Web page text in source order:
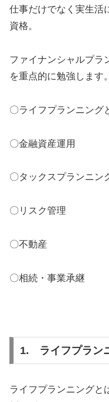
仕事だけでなく実生活
資格。
ファイナンシャルプラ
を重点的に勉強します。
〇ライフプランニング
〇金融資産運用
〇タックスプランニン
〇リスク管理
〇不動産
〇相続・事業承継
1. ライフプラン
ライフプランニングと